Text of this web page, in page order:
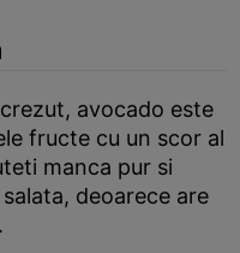
avocado este
fructe cu un scor al
manca pur si
deoarece are